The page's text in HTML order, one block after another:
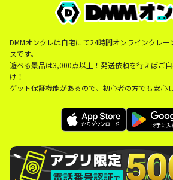
DMMオンクレは自宅にて24時間オンラインクレ
スです。
遊べる景品は3,000点以上！発送依頼を行えばご
け！
ゲット保証機能があるので、初心者の方でも安心